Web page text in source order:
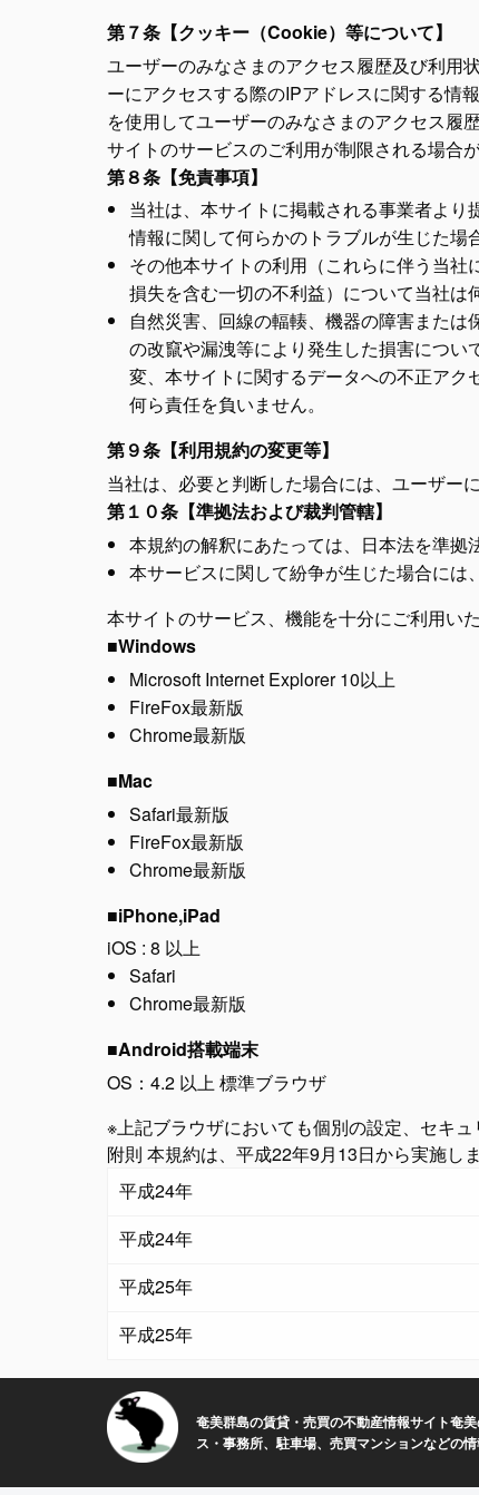
第７条【クッキー（Cookie）等について】
ユーザーのみなさまのアクセス履歴及び利用
ーにアクセスする際のIPアドレスに関する情
を使用してユーザーのみなさまのアクセス履
サイトのサービスのご利用が制限される場合
第８条【免責事項】
当社は、本サイトに掲載される事業者よ
情報に関して何らかのトラブルが生じた場
その他本サイトの利用（これらに伴う当
損失を含む一切の不利益）について当社は
自然災害、回線の輻輳、機器の障害また
の改竄や漏洩等により発生した損害につ
変、本サイトに関するデータへの不正ア
何ら責任を負いません。
第９条【利用規約の変更等】
当社は、必要と判断した場合には、ユーザー
第１０条【準拠法および裁判管轄】
本規約の解釈にあたっては、日本法を準拠
本サービスに関して紛争が生じた場合には
本サイトのサービス、機能を十分にご利用い
■Windows
Microsoft Internet Explorer 10以上
FireFox最新版
Chrome最新版
■Mac
Safari最新版
FireFox最新版
Chrome最新版
■iPhone,iPad
iOS : 8 以上
Safari
Chrome最新版
■Android搭載端末
OS：4.2 以上 標準ブラウザ
※上記ブラウザにおいても個別の設定、セキ
附則 本規約は、平成22年9月13日から実施しま
平成24年
平成24年
平成25年
平成25年
奄美群島の賃貸・売買の不動産情報サイト奄
ス・事務所、駐車場、売買マンションなどの